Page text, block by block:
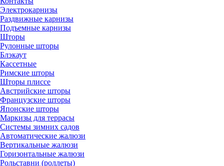
Электрокарнизы
Раздвижные карнизы
Подъемные карнизы
Шторы
Рулонные шторы
Блэкаут
Кассетные
Римские шторы
Шторы плиссе
Австрийские шторы
Французские шторы
Японские шторы
Маркизы для террасы
Системы зимних садов
Автоматические жалюзи
Вертикальные жалюзи
Горизонтальные жалюзи
Рольставни (роллеты)